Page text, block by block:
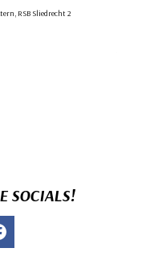
, RSB Sliedrecht 2
SOCIALS!